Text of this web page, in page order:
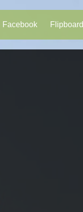
Facebook Flipboard